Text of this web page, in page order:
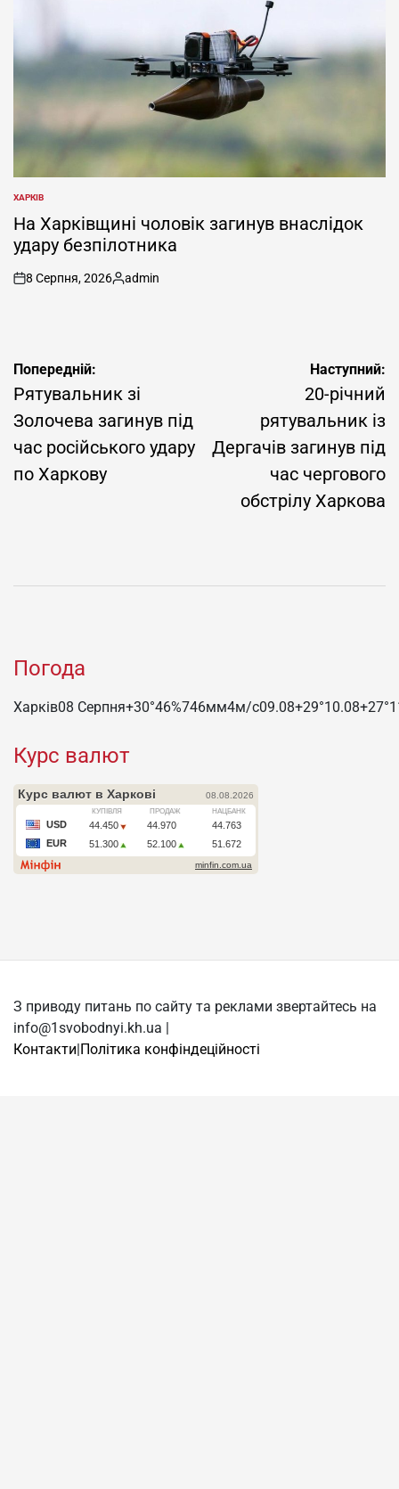
ОПУБЛІКУВАТИ
У
ХАРКІВ
На Харківщині чоловік загинув внаслідок
удару безпілотника
on
8 Серпня, 2026
Опубліковано
admin
Навігація
записів
Попередній:
Рятувальник зі
Золочева загинув під
час російського удару
по Харкову
Наступний:
20-річний
рятувальник із
Дергачів загинув під
час чергового
обстрілу Харкова
Погода
Харків08 Серпня+30°46%746мм4м/c09.08+29°10.08+27°
Курс валют
З приводу питань по сайту та реклами звертайтесь на
info@1svobodnyi.kh.ua |
Контакти|Політика конфіндеційності